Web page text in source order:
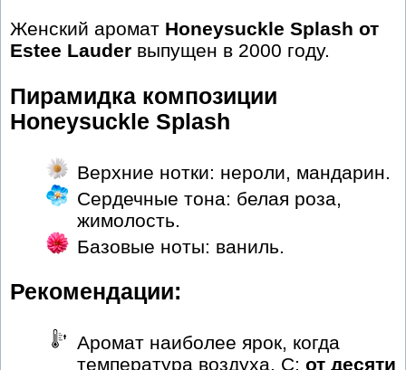
Женский аромат Honeysuckle Splash от
Estee Lauder выпущен в 2000 году.
Пирамидка композиции
Honeysuckle Splash
Верхние нотки: нероли, мандарин.
Сердечные тона: белая роза,
жимолость.
Базовые ноты: ваниль.
Рекомендации:
Аромат наиболее ярок, когда
температура воздуха, С: от десяти